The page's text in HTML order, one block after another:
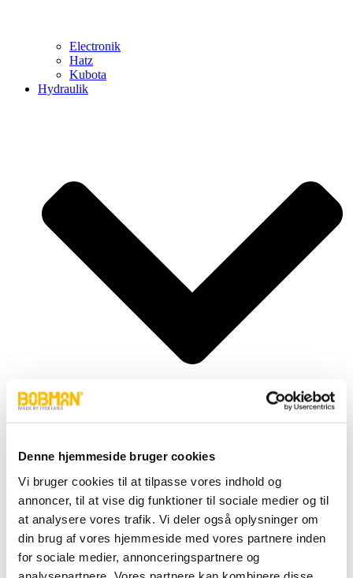
Denne hjemmeside bruger cookies
Vi bruger cookies til at tilpasse vores indhold og
annoncer, til at vise dig funktioner til sociale medier og til
at analysere vores trafik. Vi deler også oplysninger om
din brug af vores hjemmeside med vores partnere inden
for sociale medier, annonceringspartnere og
Electronik
Hatz
Kubota
Hydraulik
Cylindere
Motor
Pumper
Slanger
Hjul & Dæk
Elektronik & Transmission
Karosseri & Beslag mm.